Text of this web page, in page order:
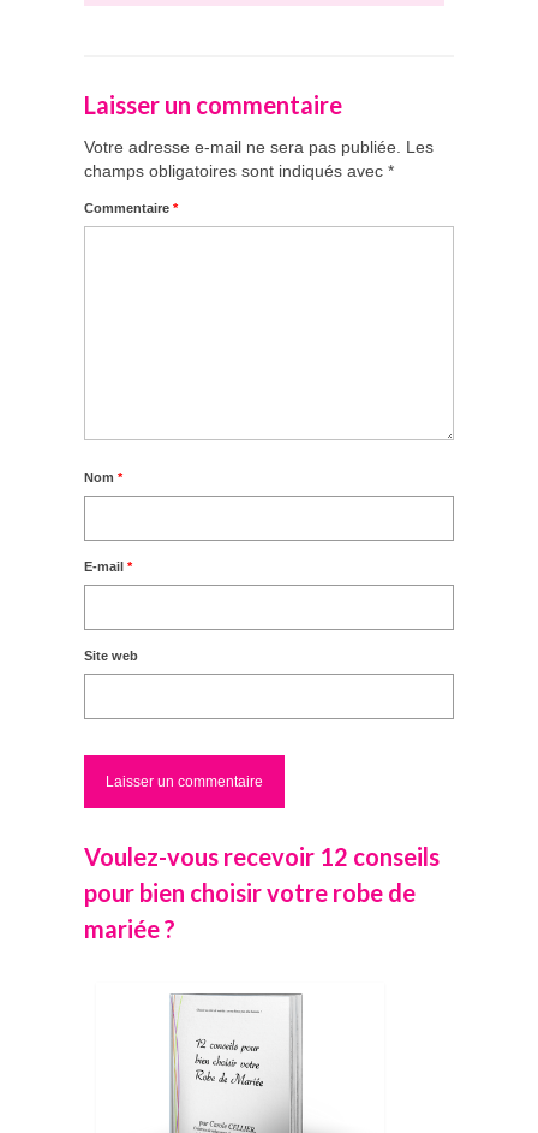
Laisser un commentaire
Votre adresse e-mail ne sera pas publiée.
Les
champs obligatoires sont indiqués avec *
Commentaire *
Nom *
E-mail *
Site web
Voulez-vous recevoir 12 conseils
pour bien choisir votre robe de
mariée ?